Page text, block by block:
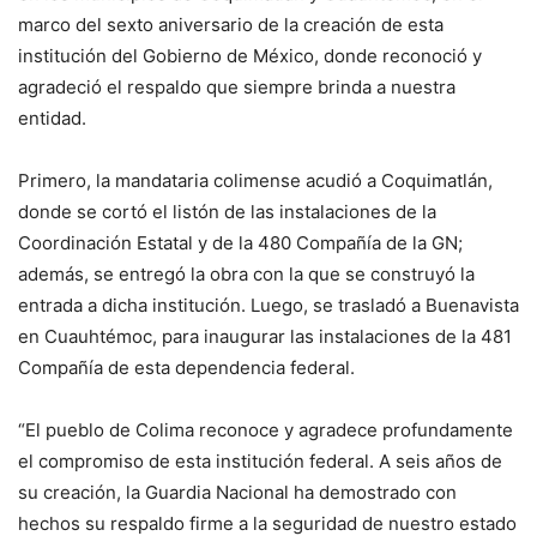
marco del sexto aniversario de la creación de esta
institución del Gobierno de México, donde reconoció y
agradeció el respaldo que siempre brinda a nuestra
entidad.
Primero, la mandataria colimense acudió a Coquimatlán,
donde se cortó el listón de las instalaciones de la
Coordinación Estatal y de la 480 Compañía de la GN;
además, se entregó la obra con la que se construyó la
entrada a dicha institución. Luego, se trasladó a Buenavista
en Cuauhtémoc, para inaugurar las instalaciones de la 481
Compañía de esta dependencia federal.
“El pueblo de Colima reconoce y agradece profundamente
el compromiso de esta institución federal. A seis años de
su creación, la Guardia Nacional ha demostrado con
hechos su respaldo firme a la seguridad de nuestro estado